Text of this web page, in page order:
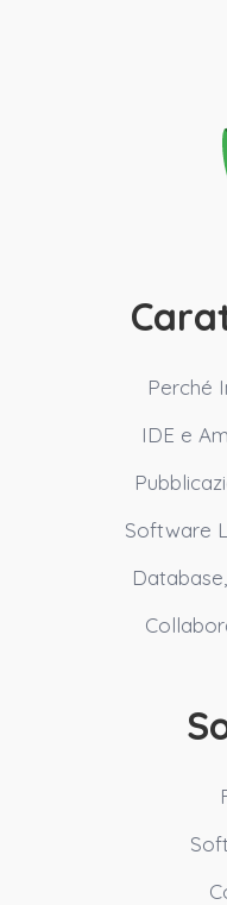
Perché
IDE e
Software